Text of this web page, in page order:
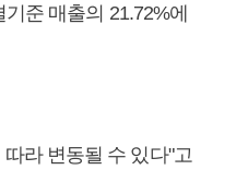
준 매출의 21.72%에
라 변동될 수 있다"고